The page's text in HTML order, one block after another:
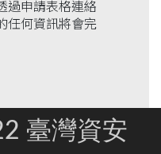
過申請表格連絡
任何資訊將會完
臺灣資安